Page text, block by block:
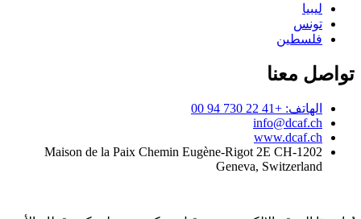
ليبيا
تونس
فلسطين
تواصل معنا
الهاتف: +41 22 730 94 00
info@dcaf.ch
www.dcaf.ch
Maison de la Paix Chemin Eugène-Rigot 2E CH-1202
Geneva, Switzerland